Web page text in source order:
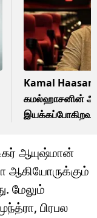
Kamal
கமல்ஹாசனின்
ஆயுஷ்மான்
ஆகியோருக்கும்
மேலும்
பிரபல